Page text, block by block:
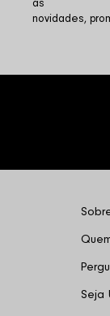
as
novidades,
Seja